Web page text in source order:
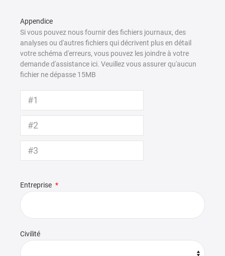
Appendice
Si vous pouvez nous fournir des fichiers journaux, des
analyses ou d'autres fichiers qui décrivent plus en détail
votre schéma d'erreurs, vous pouvez les joindre à votre
demande d'assistance ici. Veuillez vous assurer qu'aucun
fichier ne dépasse 15MB
Entreprise
Civilité